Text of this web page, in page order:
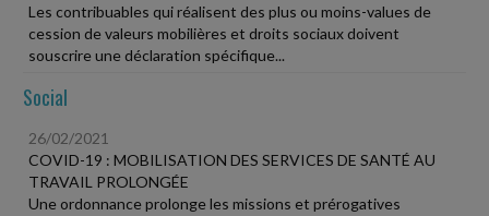
Les contribuables qui réalisent des plus ou moins-values de
cession de valeurs mobilières et droits sociaux doivent
souscrire une déclaration spécifique...
Social
26/02/2021
COVID-19 : MOBILISATION DES SERVICES DE SANTÉ AU
TRAVAIL PROLONGÉE
Une ordonnance prolonge les missions et prérogatives